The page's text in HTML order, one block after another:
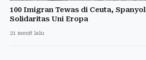
100 Imigran Tewas di Ceuta,
Solidaritas Uni Eropa
21 menit lalu